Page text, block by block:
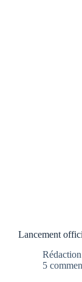
Lancement
Rédaction
5